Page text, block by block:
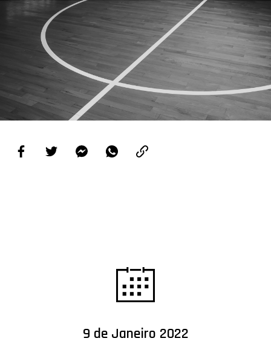
PROJETOS
LIGA BETCLIC MASCULINA
LIGA BETCLIC FEMININA
9 de Janeiro 2022